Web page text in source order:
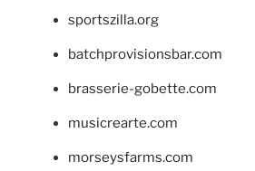
sportszilla.org
batchprovisionsbar.com
brasserie-gobette.com
musicrearte.com
morseysfarms.com